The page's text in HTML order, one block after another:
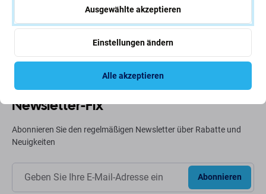
unseren Planeten zu schützen. Erfahren Sie mehr darüber,
Fußabdruck zu verringern.
Weiterlesen
Newsletter-Fix
Abonnieren Sie den regelmäßigen Newsletter über Rabatte und
Neuigkeiten
Abonnieren
Ausgewählte akzeptieren
Einstellungen ändern
Alle akzeptieren